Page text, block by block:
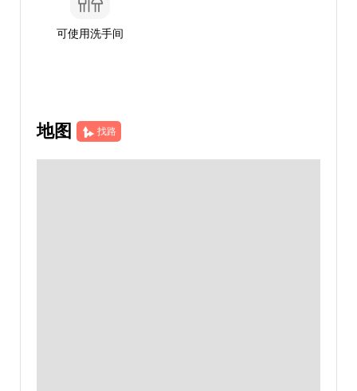
可使用洗手间
地图 找路